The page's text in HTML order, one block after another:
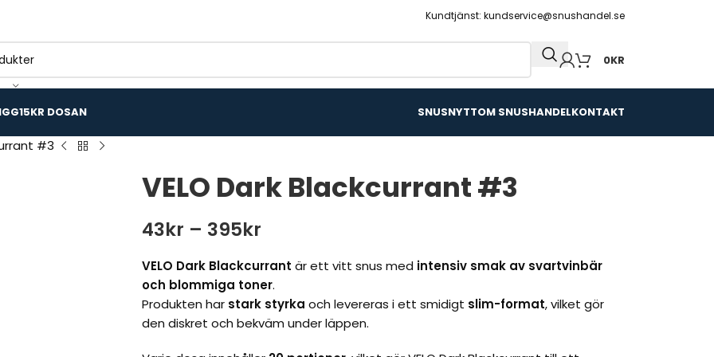
Kundtjänst: kundservice@snushandel.se
0KR
15KR DOSAN SNUSNYTTOM SNUSHANDELKONTAKT
#3
VELO Dark Blackcurrant #3
43kr – 395kr
VELO Dark Blackcurrant är ett vitt snus med intensiv smak av svartvinbär
och blommiga toner.
Produkten har stark styrka och levereras i ett smidigt slim-format, vilket gör
den diskret och bekväm under läppen.